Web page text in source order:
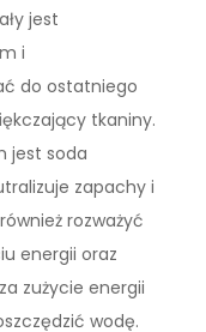
jest
i
do ostatniego
tkaniny.
jest soda
zapachy i
rozważyć
energii oraz
zużycie energii
wodę.